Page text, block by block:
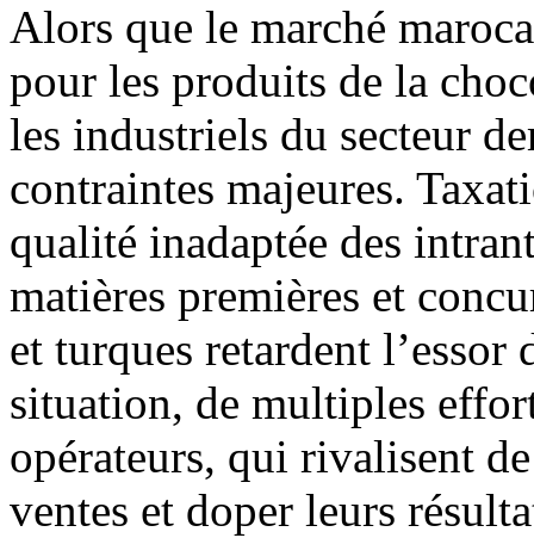
Alors que le marché
pour les produits de la
les industriels du secteur
contraintes majeures.
qualité inadaptée des
matières premières et
et turques retardent l’essor
situation, de multiples
opérateurs, qui rivalisent
ventes et doper leurs